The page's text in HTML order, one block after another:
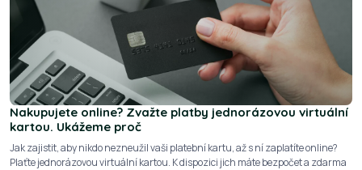
Nakupujete online? Zvažte platby jednorázovou virtuální
kartou. Ukážeme proč
Jak zajistit, aby nikdo nezneužil vaši platební kartu, až s ní zaplatíte online?
Plaťte jednorázovou virtuální kartou. K dispozici jich máte bezpočet a zdarma